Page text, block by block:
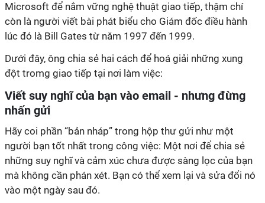
Microsoft để nắm vững nghệ thuật giao tiếp, thậm chí
còn là người viết bài phát biểu cho Giám đốc điều hành
lúc đó là Bill Gates từ năm 1997 đến 1999.
Dưới đây, ông chia sẻ hai cách để hoá giải những xung
đột tromg giao tiếp tại nơi làm việc:
Viết suy nghĩ của bạn vào email - nhưng đừng
nhấn gửi
Hãy coi phần “bản nháp” trong hộp thư gửi như một
người bạn tốt nhất trong công việc: Một nơi để chia sẻ
những suy nghĩ và cảm xúc chưa được sàng lọc của bạn
mà không cần phán xét. Bạn có thể xem lại và sửa đổi nó
vào một ngày sau đó.